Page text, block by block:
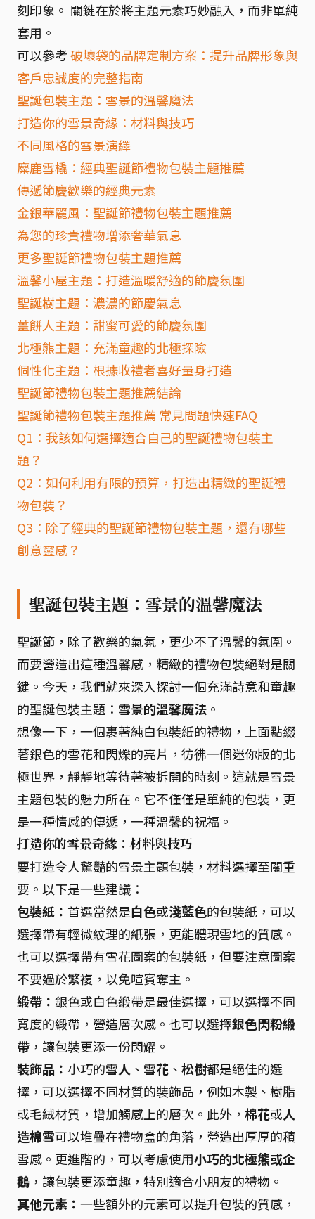
刻印象。 關鍵在於將主題元素巧妙融入，而非單純
套用。
可以參考破壞袋的品牌定制方案：提升品牌形象與
客戶忠誠度的完整指南
聖誕包裝主題：雪景的溫馨魔法
打造你的雪景奇緣：材料與技巧
不同風格的雪景演繹
麋鹿雪橇：經典聖誕節禮物包裝主題推薦
傳遞節慶歡樂的經典元素
金銀華麗風：聖誕節禮物包裝主題推薦
為您的珍貴禮物增添奢華氣息
更多聖誕節禮物包裝主題推薦
溫馨小屋主題：打造溫暖舒適的節慶氛圍
聖誕樹主題：濃濃的節慶氣息
薑餅人主題：甜蜜可愛的節慶氛圍
北極熊主題：充滿童趣的北極探險
個性化主題：根據收禮者喜好量身打造
聖誕節禮物包裝主題推薦結論
聖誕節禮物包裝主題推薦 常見問題快速FAQ
Q1：我該如何選擇適合自己的聖誕禮物包裝主
題？
Q2：如何利用有限的預算，打造出精緻的聖誕禮
物包裝？
Q3：除了經典的聖誕節禮物包裝主題，還有哪些
創意靈感？
聖誕包裝主題：雪景的溫馨魔法
聖誕節，除了歡樂的氣氛，更少不了溫馨的氛圍。
而要營造出這種溫馨感，精緻的禮物包裝絕對是關
鍵。今天，我們就來深入探討一個充滿詩意和童趣
的聖誕包裝主題： 雪景的溫馨魔法 。
想像一下，一個裹著純白包裝紙的禮物，上面點綴
著銀色的雪花和閃爍的亮片，彷彿一個迷你版的北
極世界，靜靜地等待著被拆開的時刻。這就是雪景
主題包裝的魅力所在。它不僅僅是單純的包裝，更
是一種情感的傳遞，一種溫馨的祝福。
打造你的雪景奇緣：材料與技巧
要打造令人驚豔的雪景主題包裝，材料選擇至關重
要。以下是一些建議：
包裝紙： 首選當然是白色或淺藍色的包裝紙，可以
選擇帶有輕微紋理的紙張，更能體現雪地的質感。
也可以選擇帶有雪花圖案的包裝紙，但要注意圖案
不要過於繁複，以免喧賓奪主。
緞帶： 銀色或白色緞帶是最佳選擇，可以選擇不同
寬度的緞帶，營造層次感。也可以選擇銀色閃粉緞
帶 ，讓包裝更添一份閃耀。
裝飾品： 小巧的雪人 、 雪花 、 松樹都是絕佳的選
擇，可以選擇不同材質的裝飾品，例如木製、樹脂
或毛絨材質，增加觸感上的層次。此外， 棉花或人
造棉雪可以堆疊在禮物盒的角落，營造出厚厚的積
雪感。更進階的，可以考慮使用小巧的北極熊或企
鵝 ，讓包裝更添童趣，特別適合小朋友的禮物。
其他元素： 一些額外的元素可以提升包裝的質感，